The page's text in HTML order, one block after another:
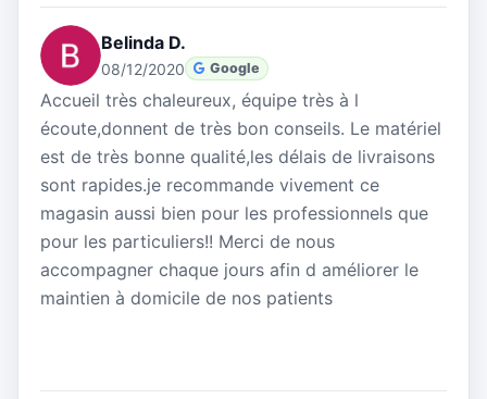
Belinda D.
08/12/2020 Google
Accueil très chaleureux, équipe très à l
écoute,donnent de très bon conseils. Le matériel
est de très bonne qualité,les délais de livraisons
sont rapides.je recommande vivement ce
magasin aussi bien pour les professionnels que
pour les particuliers!! Merci de nous
accompagner chaque jours afin d améliorer le
maintien à domicile de nos patients